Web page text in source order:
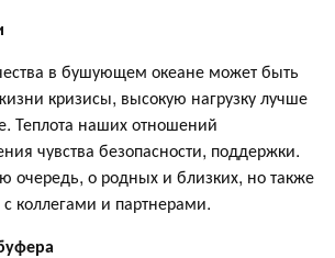
в бушующем океане может быть
кризисы, высокую нагрузку лучше
Теплота наших отношений
чувства безопасности, поддержки.
очередь, о родных и близких, но также
коллегами и партнерами.